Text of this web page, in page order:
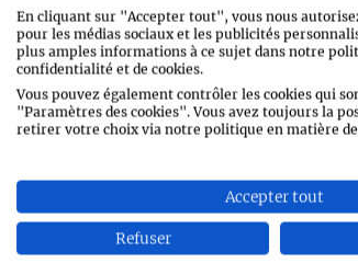
En cliquant sur "Accepter tout", vous nous
pour les médias sociaux et les publicités
plus amples informations à ce sujet dans notre
confidentialité et de cookies.
Vous pouvez également contrôler les cookies qui
"Paramètres des cookies". Vous avez toujours la
retirer votre choix via notre politique en matière de
Accepter tout
Refuser